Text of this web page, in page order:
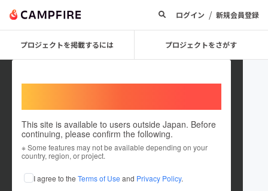
ログイン / 新規会員登録
プロジェクトを掲載するには プロジェクトをさがす
This site is available to users outside Japan. Before
continuing, please confirm the following.
※ Some features may not be available depending on your
country, region, or project.
I agree to the Terms of Use and Privacy Policy.
norimorisaki
これまでに43回支援して2件のプロジェクトを投稿しています